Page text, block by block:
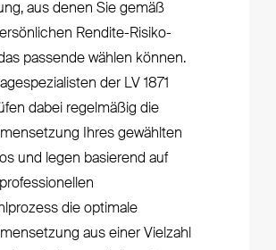
aus denen Sie gemäß
Rendite-Risiko-
passende wählen können.
der LV 1871
dabei regelmäßig die
Ihres gewählten
und legen basierend auf
die optimale
aus einer Vielzahl